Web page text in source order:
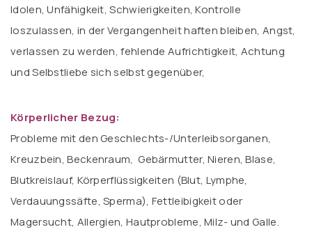
Idolen, Unfähigkeit, Schwierigkeiten, Kontrolle
loszulassen, in der Vergangenheit haften bleiben, Angst,
verlassen zu werden, fehlende Aufrichtigkeit, Achtung
und Selbstliebe sich selbst gegenüber,
Körperlicher Bezug:
Probleme mit den Geschlechts-/Unterleibsorganen,
Kreuzbein, Beckenraum, Gebärmutter, Nieren, Blase,
Blutkreislauf, Körperflüssigkeiten (Blut, Lymphe,
Verdauungssäfte, Sperma), Fettleibigkeit oder
Magersucht, Allergien, Hautprobleme, Milz- und Galle.